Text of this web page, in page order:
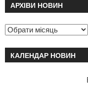
АРХІВИ НОВИН
КАЛЕНДАР НОВИН